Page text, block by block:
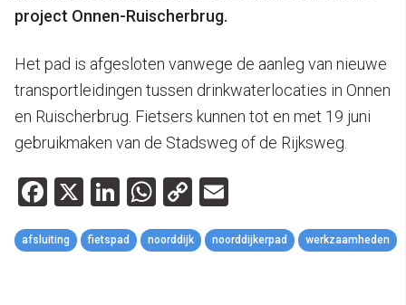
project Onnen-Ruischerbrug.
Het pad is afgesloten vanwege de aanleg van nieuwe
transportleidingen tussen drinkwaterlocaties in Onnen
en Ruischerbrug. Fietsers kunnen tot en met 19 juni
gebruikmaken van de Stadsweg of de Rijksweg.
Facebook
X LinkedIn
WhatsApp
Copy
Link
afsluiting fietspad noorddijk noorddijkerpad werkzaamheden